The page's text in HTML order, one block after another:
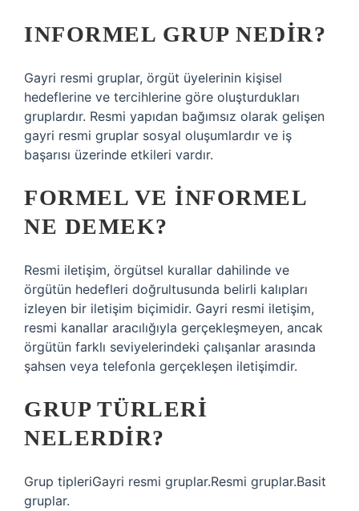
INFORMEL GRUP NEDIR?
Gayri resmi gruplar, örgüt üyelerinin kişisel
hedeflerine ve tercihlerine göre oluşturdukları
gruplardır. Resmi yapıdan bağımsız olarak gelişen
gayri resmi gruplar sosyal oluşumlardır ve iş
başarısı üzerinde etkileri vardır.
FORMEL VE INFORMEL
NE DEMEK?
Resmi iletişim, örgütsel kurallar dahilinde ve
örgütün hedefleri doğrultusunda belirli kalıpları
izleyen bir iletişim biçimidir. Gayri resmi iletişim,
resmi kanallar aracılığıyla gerçekleşmeyen, ancak
örgütün farklı seviyelerindeki çalışanlar arasında
şahsen veya telefonla gerçekleşen iletişimdir.
GRUP TÜRLERI
NELERDIR?
Grup tipleriGayri resmi gruplar.Resmi gruplar.Basit
gruplar.